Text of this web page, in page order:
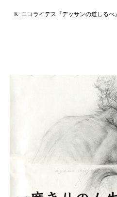
K･ニコライデス『デッサンの道しるべ